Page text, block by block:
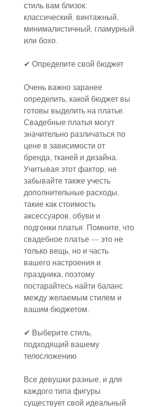
стиль вам близок:
классический, винтажный,
минималистичный, гламурный
или бохо.
✔ Определите свой бюджет
Очень важно заранее
определить, какой бюджет вы
готовы выделить на платье.
Свадебные платья могут
значительно различаться по
цене в зависимости от
бренда, тканей и дизайна.
Учитывая этот фактор, не
забывайте также учесть
дополнительные расходы,
такие как стоимость
аксессуаров, обуви и
подгонки платья. Помните, что
свадебное платье — это не
только вещь, но и часть
вашего настроения и
праздника, поэтому
постарайтесь найти баланс
между желаемым стилем и
вашим бюджетом.
✔ Выберите стиль,
подходящий вашему
телосложению
Все девушки разные, и для
каждого типа фигуры
существует свой идеальный